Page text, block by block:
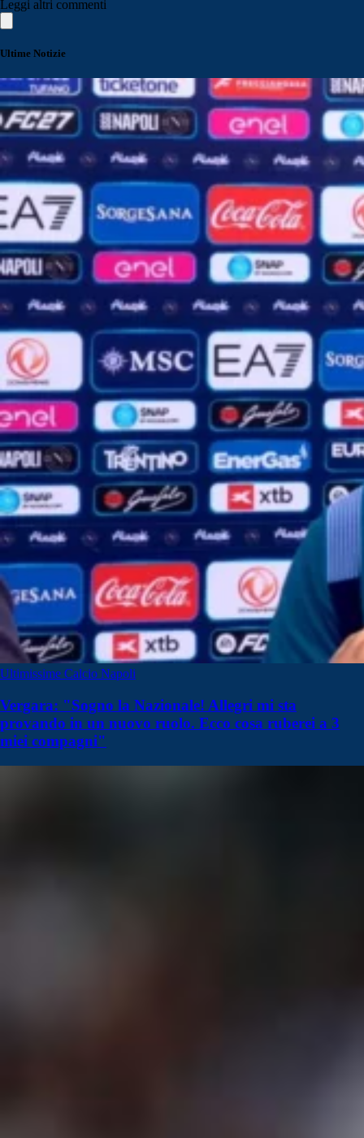
Leggi altri commenti
Ultime Notizie
Ultimissime Calcio Napoli
Vergara: "Sogno la Nazionale! Allegri mi sta
provando in un nuovo ruolo. Ecco cosa ruberei a 3
miei compagni"